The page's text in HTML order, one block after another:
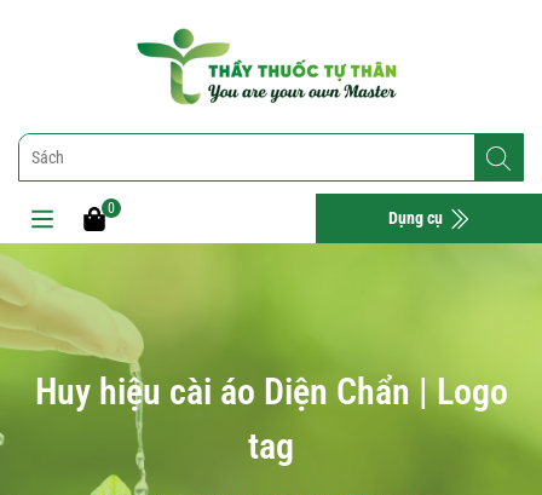
0 Dụng cụ
Huy hiệu cài áo Diện Chẩn | Logo
tag